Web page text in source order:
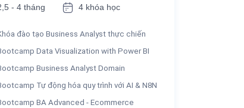
- 4 tháng 4 khóa học
đào tạo Business Analyst thực chiến
Data Visualization with Power BI
Business Analyst Domain
Tự động hóa quy trình với AI & N8N
BA Advanced - Ecommerce